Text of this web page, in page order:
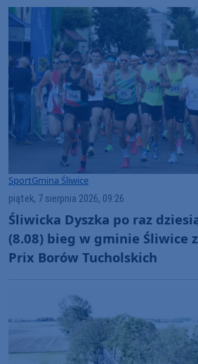
SportGmina Śliwice
piątek, 7 sierpnia 2026, 09:26
Śliwicka Dyszka po raz
(8.08) bieg w gminie Śliwice
Prix Borów Tucholskich